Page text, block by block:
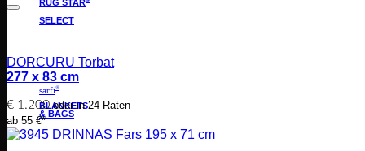
RUG STAR
SELECT
sarfi®
BLANKETS
& BAGS
DORCURU Torbat
277 x 83 cm
€ 1.200 oder in 24 Raten
ab 55 €*